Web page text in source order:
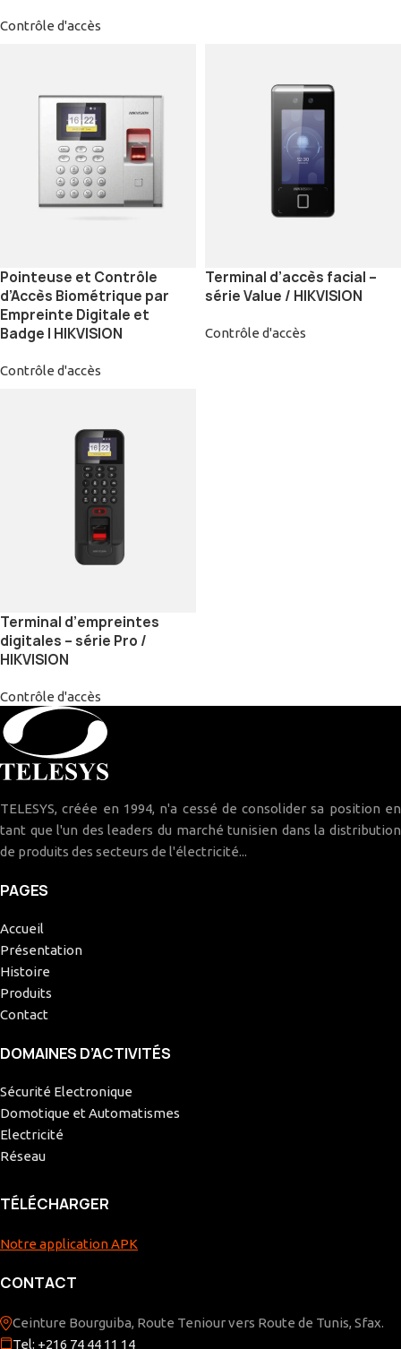
Contrôle d'accès
Pointeuse et Contrôle
d’Accès Biométrique par
Empreinte Digitale et
Badge | HIKVISION
Contrôle d'accès
Terminal d’accès facial –
série Value / HIKVISION
Contrôle d'accès
Terminal d’empreintes
digitales – série Pro /
HIKVISION
Contrôle d'accès
TELESYS, créée en 1994, n'a cessé de consolider sa position en
tant que l'un des leaders du marché tunisien dans la distribution
de produits des secteurs de l'électricité...
PAGES
Accueil
Présentation
Histoire
Produits
Contact
DOMAINES D’ACTIVITÉS
Sécurité Electronique
Domotique et Automatismes
Electricité
Réseau
TÉLÉCHARGER
Notre application APK
CONTACT
Ceinture Bourguiba, Route Teniour vers Route de Tunis, Sfax.
Tel: +216 74 44 11 14